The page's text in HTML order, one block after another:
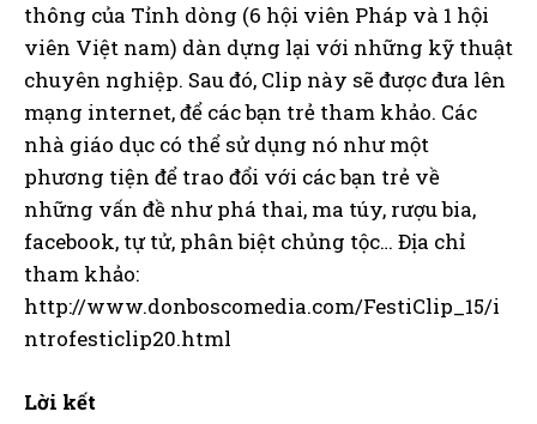
thông của Tỉnh dòng (6 hội viên Pháp và 1 hội
viên Việt nam) dàn dựng lại với những kỹ thuật
chuyên nghiệp. Sau đó, Clip này sẽ được đưa lên
mạng internet, để các bạn trẻ tham khảo. Các
nhà giáo dục có thể sử dụng nó như một
phương tiện để trao đổi với các bạn trẻ về
những vấn đề như phá thai, ma túy, rượu bia,
facebook, tự tử, phân biệt chủng tộc… Địa chỉ
tham khảo:
http://www.donboscomedia.com/FestiClip_15/i
ntrofesticlip20.html
Lời kết